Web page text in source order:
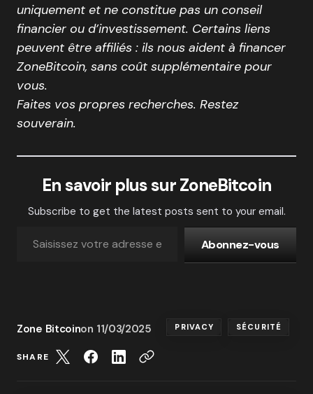
uniquement et ne constitue pas un conseil
financier ou d’investissement. Certains liens
peuvent être affiliés : ils nous aident à financer
ZoneBitcoin, sans coût supplémentaire pour
vous.
Faites vos propres recherches. Restez
souverain.
En savoir plus sur ZoneBitcoin
Subscribe to get the latest posts sent to your email.
Abonnez-vous
Zone Bitcoinon 11/03/2025 PRIVACY SÉCURITÉ
SHARE